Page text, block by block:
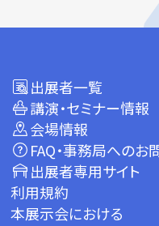
出展者一覧
講演・セミナー情報
会場情報
FAQ・事務局へのお
出展者専用サイト
利用規約
本展示会における